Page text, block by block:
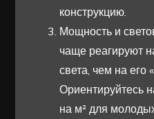
конструкцию.
Мощность и
чаще реагируют
света, чем на его
Ориентируйтесь
на м² для